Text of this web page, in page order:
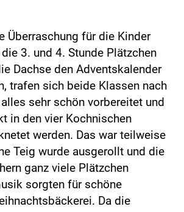
Überraschung für die Kinder
3. und 4. Stunde Plätzchen
Dachse den Adventskalender
trafen sich beide Klassen nach
sehr schön vorbereitet und
in den vier Kochnischen
werden. Das war teilweise
Teig wurde ausgerollt und die
ganz viele Plätzchen
sorgten für schöne
Da die